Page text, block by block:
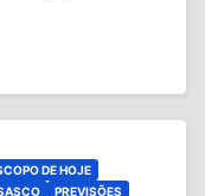
DE HOJE
PREVISÕES